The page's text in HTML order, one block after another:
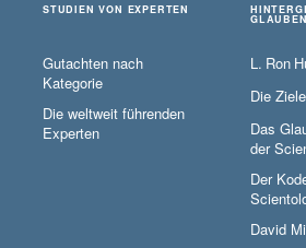
STUDIEN VON EXPERTEN
Gutachten nach
Kategorie
Die weltweit führenden
Experten
L. Ron
Die
Das
der
Der
David